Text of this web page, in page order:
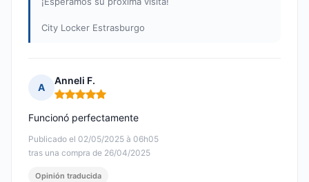
City Locker Estrasburgo
A
Anneli F.
Nota: 5 de 5
Publicado el 02/05/2025 à 06h05
tras una compra de 26/04/2025
Funcionó perfectamente
Opinión traducida